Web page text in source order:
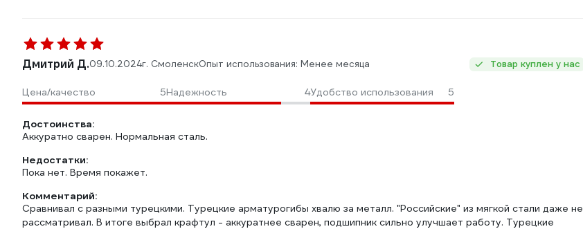
Дмитрий Д.09.10.2024г. СмоленскОпыт использования: Менее месяца Товар куплен у нас
Цена/качество 5Надежность 4Удобство использования 5
Достоинства:
Аккуратно сварен. Нормальная сталь.
Недостатки:
Пока нет. Время покажет.
Комментарий:
Сравнивал с разными турецкими. Турецкие арматурогибы хвалю за металл. "Российские" из мягкой стали даже не
рассматривал. В итоге выбрал крафтул - аккуратнее сварен, подшипник сильно улучшает работу. Турецкие